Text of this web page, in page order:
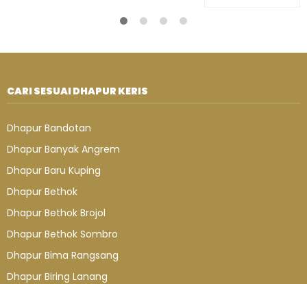
CARI SESUAI DHAPUR KERIS
Dhapur Bandotan
Dhapur Banyak Angrem
Dhapur Baru Kuping
Dhapur Bethok
Dhapur Bethok Brojol
Dhapur Bethok Sombro
Dhapur Bima Rangsang
Dhapur Biring Lanang